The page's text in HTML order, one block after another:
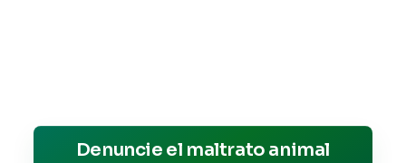
Denuncie el maltrato animal